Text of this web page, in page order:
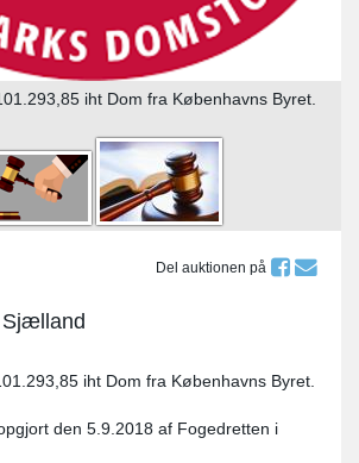
iht Dom fra Københavns Byret.
Del auktionen på
Sjælland
iht Dom fra Københavns Byret.
den 5.9.2018 af Fogedretten i